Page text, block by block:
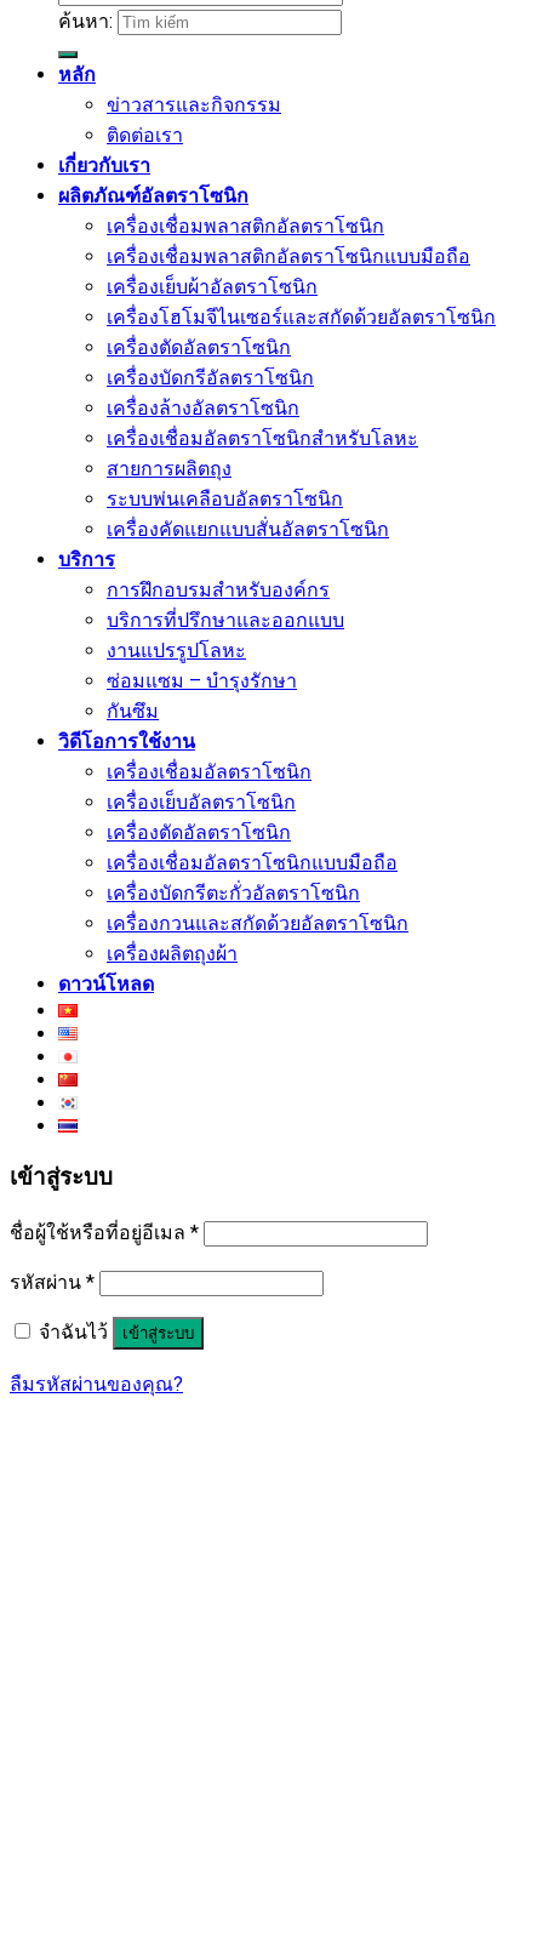
ค้นหา:
หลัก
ข่าวสารและกิจกรรม
ติดต่อเรา
เกี่ยวกับเรา
ผลิตภัณฑ์อัลตราโซนิก
เครื่องเชื่อมพลาสติกอัลตราโซนิก
เครื่องเชื่อมพลาสติกอัลตราโซนิกแบบมือถือ
เครื่องเย็บผ้าอัลตราโซนิก
เครื่องโฮโมจีไนเซอร์และสกัดด้วยอัลตราโซนิก
เครื่องตัดอัลตราโซนิก
เครื่องบัดกรีอัลตราโซนิก
เครื่องล้างอัลตราโซนิก
เครื่องเชื่อมอัลตราโซนิกสำหรับโลหะ
สายการผลิตถุง
ระบบพ่นเคลือบอัลตราโซนิก
เครื่องคัดแยกแบบสั่นอัลตราโซนิก
บริการ
การฝึกอบรมสำหรับองค์กร
บริการที่ปรึกษาและออกแบบ
งานแปรรูปโลหะ
ซ่อมแซม – บำรุงรักษา
กันซึม
วิดีโอการใช้งาน
เครื่องเชื่อมอัลตราโซนิก
เครื่องเย็บอัลตราโซนิก
เครื่องตัดอัลตราโซนิก
เครื่องเชื่อมอัลตราโซนิกแบบมือถือ
เครื่องบัดกรีตะกั่วอัลตราโซนิก
เครื่องกวนและสกัดด้วยอัลตราโซนิก
เครื่องผลิตถุงผ้า
ดาวน์โหลด
เข้าสู่ระบบ
ชื่อผู้ใช้หรือที่อยู่อีเมล *
รหัสผ่าน *
จำฉันไว้ เข้าสู่ระบบ
ลืมรหัสผ่านของคุณ?